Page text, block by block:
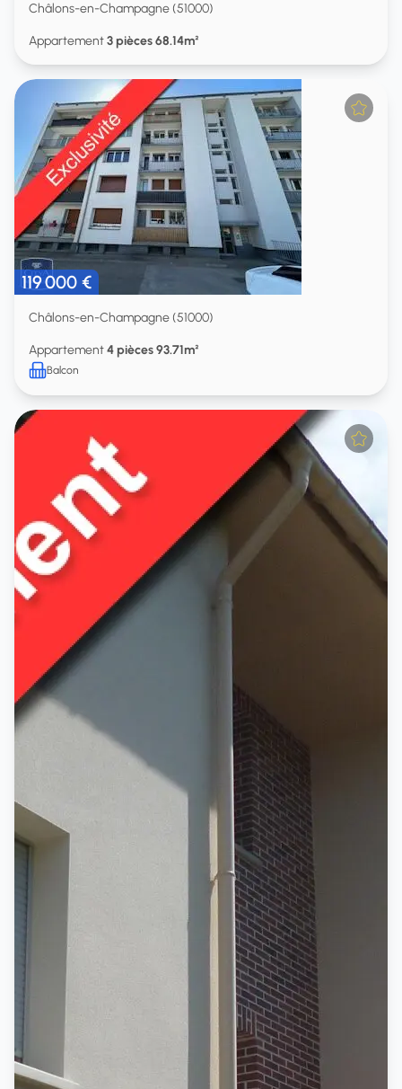
Châlons-en-Champagne (51000)
Appartement3 pièces 68.14m²
119 000 €
Châlons-en-Champagne (51000)
Appartement4 pièces 93.71m²
Balcon